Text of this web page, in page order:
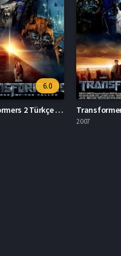
6.0
Transformers 2 Türkçe Dublaj İzle
2007